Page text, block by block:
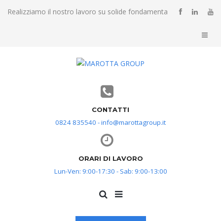
Realizziamo il nostro lavoro su solide fondamenta
CONTATTI
0824 835540 - info@marottagroup.it
ORARI DI LAVORO
Lun-Ven: 9:00-17:30 - Sab: 9:00-13:00